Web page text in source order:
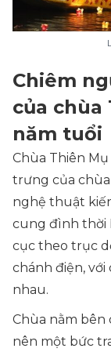
Chiêm
của chùa
năm tuổi
Chùa Thiên
trưng của chùa
nghệ thuật
cung đình thời
cục theo trục
chánh điện,
nhau.
Chùa nằm bên
nên một bức